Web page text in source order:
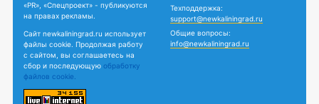
«PR», «Спецпроект» - публикуются
на правах рекламы.
Сайт newkaliningrad.ru использует
файлы cookie. Продолжая работу
с сайтом, вы соглашаетесь на
сбор и последующую обработку
файлов cookie.
Техподдержка:
support@newkaliningrad.ru
Общие вопросы:
info@newkaliningrad.ru